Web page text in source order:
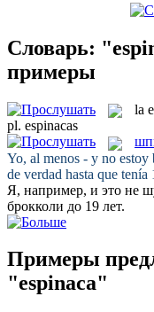
Словарь:
примеры
la
pl. espinacas
Yo, al menos - y no
de verdad hasta que tenía
Я, например, и это не
брокколи до 19 лет.
Примеры
"espinaca"